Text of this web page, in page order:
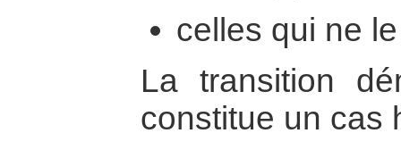
celles qui ne
La transition
constitue un cas